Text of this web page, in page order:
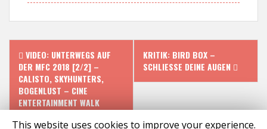
P
s
VIDEO: UNTERWEGS AUF
DER MFC 2018 [2/2] –
CALISTO, SKYHUNTERS,
BOGENLUST – CINE
ENTERTAINMENT WALK
KRITIK: BIRD BOX –
SCHLIESSE DEINE AUGEN
This website uses cookies to improve your experience.